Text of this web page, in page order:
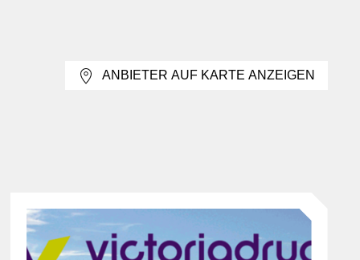
ANBIETER AUF KARTE ANZEIGEN